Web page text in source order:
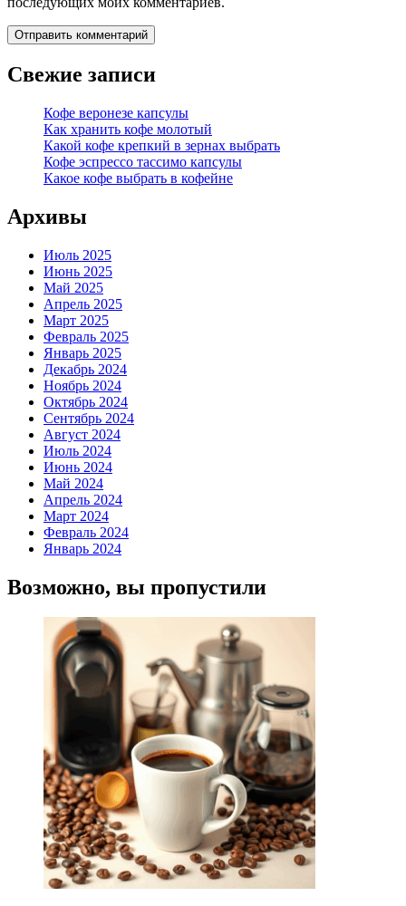
Свежие записи
Кофе веронезе капсулы
Как хранить кофе молотый
Какой кофе крепкий в зернах выбрать
Кофе эспрессо тассимо капсулы
Какое кофе выбрать в кофейне
Архивы
Июль 2025
Июнь 2025
Май 2025
Апрель 2025
Март 2025
Февраль 2025
Январь 2025
Декабрь 2024
Ноябрь 2024
Октябрь 2024
Сентябрь 2024
Август 2024
Июль 2024
Июнь 2024
Май 2024
Апрель 2024
Март 2024
Февраль 2024
Январь 2024
Возможно, вы пропустили